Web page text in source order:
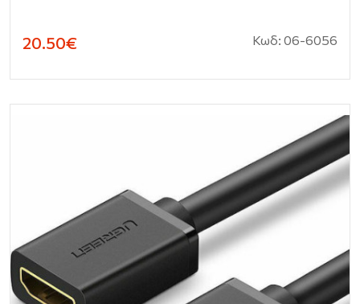
20.50€ Κωδ: 06-6056